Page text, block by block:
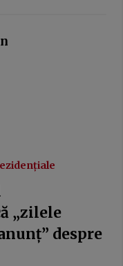
„zilele
despre